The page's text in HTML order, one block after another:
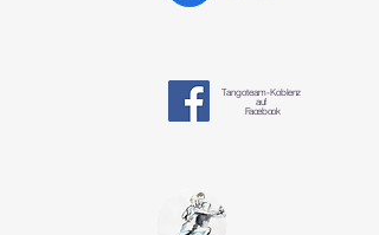
Tangoteam-Koblenz
auf
Facebook